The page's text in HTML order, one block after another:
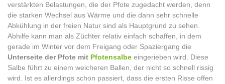
verstärkten Belastungen, die der Pfote zugedacht werden, denn
die starken Wechsel aus Wärme und die dann sehr schnelle
Abkühlung in der freien Natur sind als Hauptgrund zu sehen.
Abhilfe kann man als Züchter relativ einfach schaffen, in dem
gerade im Winter vor dem Freigang oder Spaziergang die
Unterseite der Pfote mit Pfotensalbe eingerieben wird. Diese
Salbe führt zu einem weicheren Ballen, der nicht so schnell rissig
wird. Ist es allerdings schon passiert, dass die ersten Risse offen